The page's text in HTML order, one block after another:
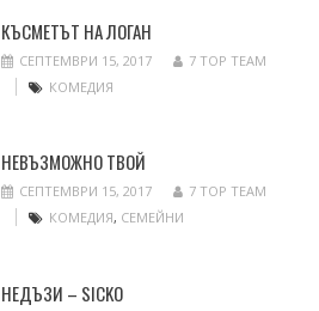
КЪСМЕТЪТ НА ЛОГАН
СЕПТЕМВРИ 15, 2017
7 TOP TEAM
КОМЕДИЯ
НЕВЪЗМОЖНО ТВОЙ
СЕПТЕМВРИ 15, 2017
7 TOP TEAM
КОМЕДИЯ, СЕМЕЙНИ
НЕДЪЗИ – SICKO